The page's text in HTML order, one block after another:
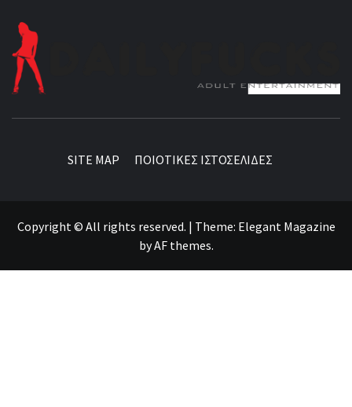
SITE MAP ΠΟΙΟΤΙΚΕΣ ΙΣΤΟΣΕΛΙΔΕΣ
Copyright © All rights reserved. | Theme: Elegant Magazine
byAF themes.